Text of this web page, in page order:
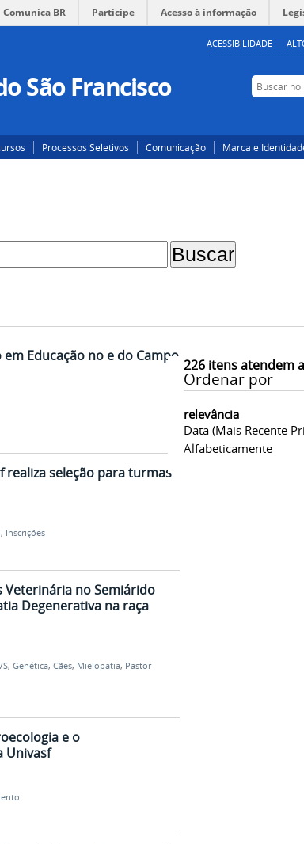
Comunica BR Participe Acesso à informação
ACESSIBILIDADE
São Francisco Buscar no
Processos Seletivos Comunicação Marca e
226itens atendem
Ordenar por
relevância
Data (mais Recente
Alfabeticamente
Educação no e do Campo
realiza seleção para turmas
, Inscrições
Veterinária no Semiárido
Degenerativa na raça
, Genética, Cães, Mielopatia, Pastor
e o
Univasf